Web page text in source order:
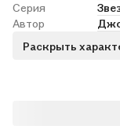
Серия
Автор
Раскрыть